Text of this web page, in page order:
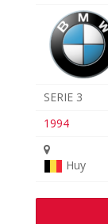
SERIE 3
1994
Huy